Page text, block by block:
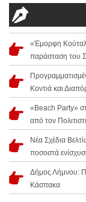
«Έμορφη
παράσταση του
Κοντιά και
«Beach Party»
από τον
Νέα Σχέδια
ποσοστά
Δήμος Λήμνου:
Κάσπακα